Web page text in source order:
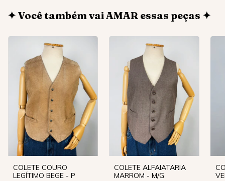
✦ Você também vai AMAR essas peças ✦
COLETE COURO
LEGÍTIMO BEGE - P
COLETE ALFAIATARIA
MARROM - M/G